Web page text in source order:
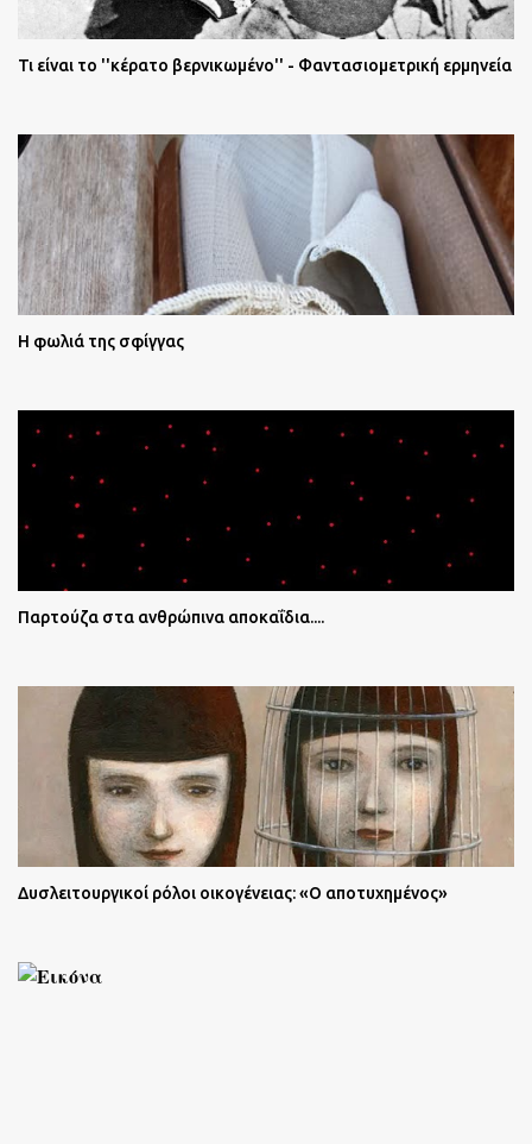
Τι είναι το ''κέρατο βερνικωμένο'' - Φαντασιομετρική ερμηνεία
Η φωλιά της σφίγγας
Παρτούζα στα ανθρώπινα αποκαΐδια....
Δυσλειτουργικοί ρόλοι οικογένειας: «Ο αποτυχημένος»